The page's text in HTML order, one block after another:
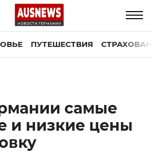
ПУТЕШЕСТВИЯ
самые
и низкие цены